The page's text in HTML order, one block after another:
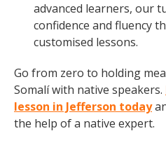
advanced learners, our
confidence and fluency
customised lessons.
Go from zero to holding
Somalí with native speakers.
lesson in Jefferson today
the help of a native expert.